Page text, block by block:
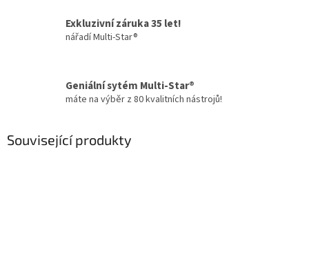
Exkluzivní záruka 35 let!
nářadí Multi-Star®
Geniální sytém Multi-Star®
máte na výběr z 80 kvalitních nástrojů!
Související produkty